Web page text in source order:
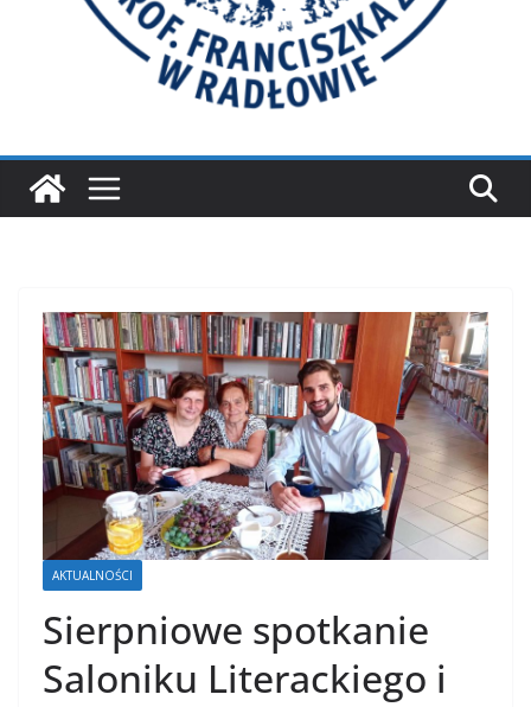
AKTUALNOŚCI
Sierpniowe spotkanie
Saloniku Literackiego i